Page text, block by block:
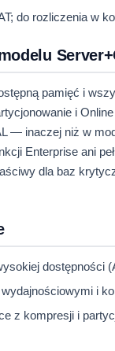
do rozliczenia w
pamięć i
i
— inaczej niż w
Enterprise ani
dla baz
dostępności
i
z kompresji i